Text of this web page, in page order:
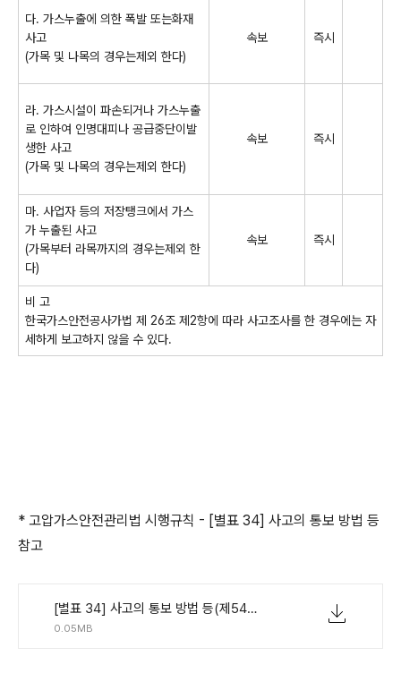
다. 가스누출에 의한 폭발 또는화재
사고
(가목 및 나목의 경우는제외 한다)
속보 즉시
라. 가스시설이 파손되거나 가스누출
로 인하여 인명대피나 공급중단이발
생한 사고
(가목 및 나목의 경우는제외 한다)
속보 즉시
마. 사업자 등의 저장탱크에서 가스
가 누출된 사고
(가목부터 라목까지의 경우는제외 한
다)
속보 즉시
비 고
한국가스안전공사가법 제 26조 제2항에 따라 사고조사를 한 경우에는 자
세하게 보고하지 않을 수 있다.
* 고압가스안전관리법 시행규칙 - [별표 34] 사고의 통보 방법 등
참고
[별표 34] 사고의 통보 방법 등(제54조제1항 관련)(고압가스 안전관리법 시행규칙).pdf
0.05MB